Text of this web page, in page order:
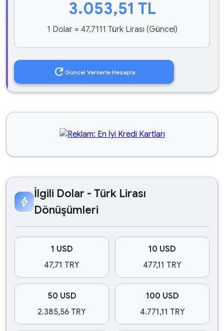
3.053,51 TL
1 Dolar = 47,7111 Türk Lirası (Güncel)
refresh Güncel Verilerle Hesapla
bolt
İlgili Dolar - Türk Lirası
Dönüşümleri
1 USD
47,71 TRY
10 USD
477,11 TRY
50 USD
2.385,56 TRY
100 USD
4.771,11 TRY